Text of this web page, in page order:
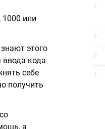
или
этого
ввода кода
себе
получить
а